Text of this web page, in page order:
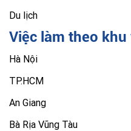
Du lịch
Việc làm theo khu
Hà Nội
TP.HCM
An Giang
Bà Rịa Vũng Tàu